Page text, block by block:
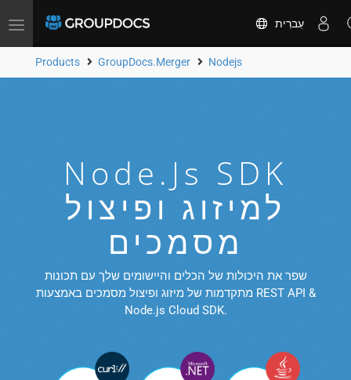
Toggle
עִברִית
Products GroupDocs.Merger Nodejs
Node.js SDK
למיזוג ופיצול
מסמכים
שפר את היכולות של הכלים והיישומים שלך עם תכונות
מתקדמות של מיזוג ופיצול מסמכים באמצעות REST API &
Node.js Cloud SDK.